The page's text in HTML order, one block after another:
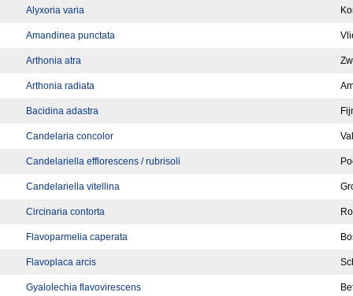
Alyxoria varia
Amandinea punctata
Arthonia atra
Arthonia radiata
Bacidina adastra
Candelaria concolor
Candelariella efflorescens / rubrisoli
Candelariella vitellina
Circinaria contorta
Flavoparmelia caperata
Flavoplaca arcis
Gyalolechia flavovirescens